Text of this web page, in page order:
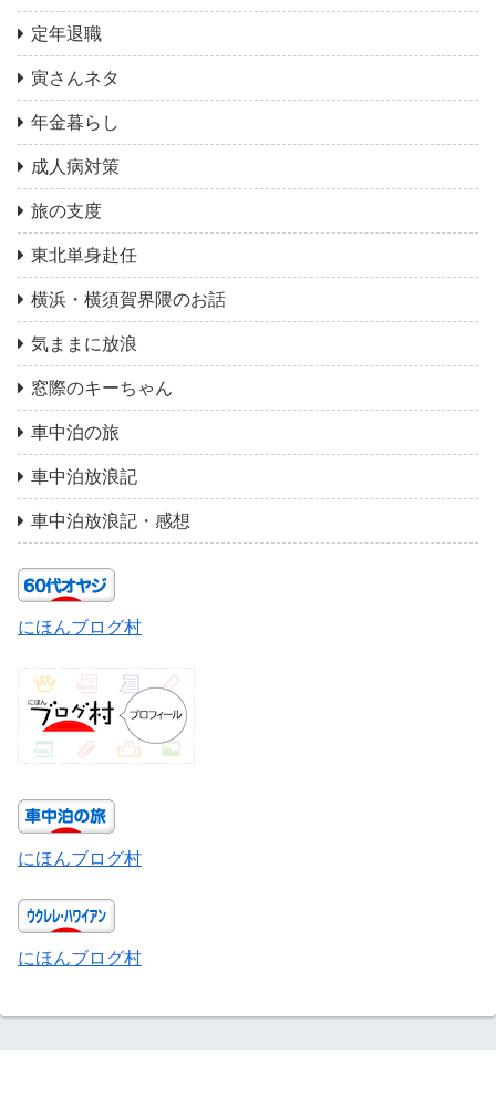
定年退職
寅さんネタ
年金暮らし
成人病対策
旅の支度
東北単身赴任
横浜・横須賀界隈のお話
気ままに放浪
窓際のキーちゃん
車中泊の旅
車中泊放浪記
車中泊放浪記・感想
にほんブログ村
にほんブログ村
にほんブログ村